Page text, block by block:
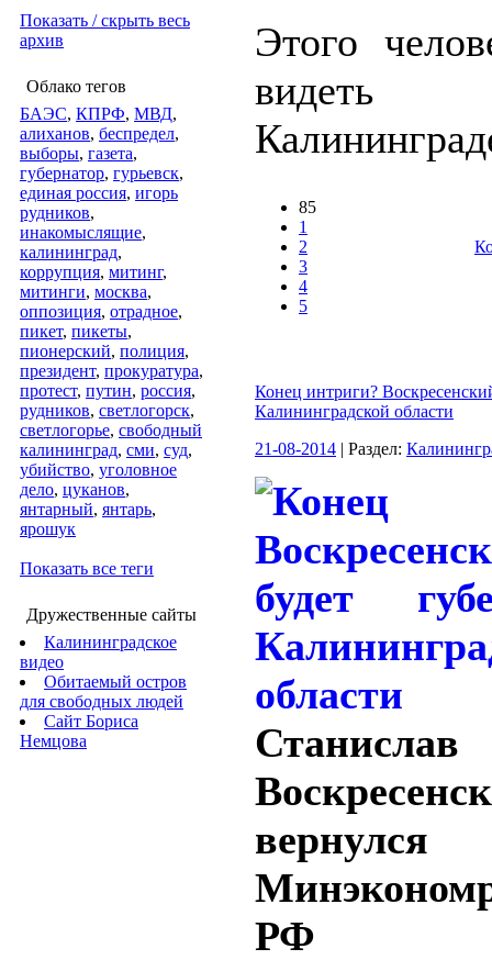
Показать / скрыть весь
архив
Облако тегов
БАЭС, КПРФ, МВД,
алиханов, беспредел,
выборы, газета,
губернатор, гурьевск,
единая россия, игорь
рудников,
инакомыслящие,
калининград,
коррупция, митинг,
митинги, москва,
оппозиция, отрадное,
пикет, пикеты,
пионерский, полиция,
президент, прокуратура,
протест, путин, россия,
рудников, светлогорск,
светлогорье, свободный
калининград, сми, суд,
убийство, уголовное
дело, цуканов,
янтарный, янтарь,
ярошук
Показать все теги
Дружественные сайты
Калининградское
видео
Обитаемый остров
для свободных людей
Сайт Бориса
Немцова
Этого
85
1
2
3
4
5
Конец интриги?
Калининградской области
21-08-2014 | Раздел:
Станислав
РФ